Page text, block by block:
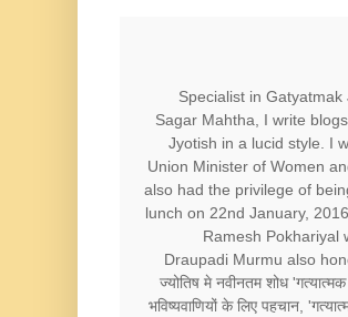
Specialist in
Sagar Mahtha, I write
Jyotish in a lucid style. I
Union Minister of Women
also had the privilege of
lunch on 22nd January,
Ramesh Pokhariyal
Draupadi Murmu also
ज्योतिष मे नवीनतम शोध
भविष्यवाणियों के लिए पहचान,